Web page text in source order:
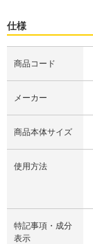
仕様
商品コード
メーカー
商品本体サイズ
使用方法
特記事項・成分
表示